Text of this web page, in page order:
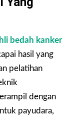
bedah kanker
hasil yang
pelatihan
dengan
payudara,